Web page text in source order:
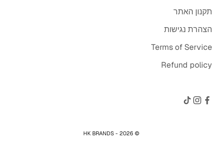
תקנון האתר
הצהרת נגישות
Terms of Service
Refund policy
© 2026 - HK BRANDS